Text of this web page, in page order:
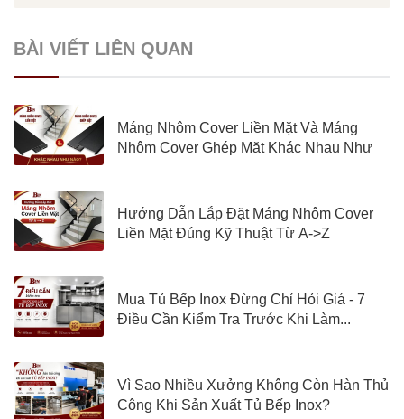
BÀI VIẾT LIÊN QUAN
Máng Nhôm Cover Liền Mặt Và Máng
Nhôm Cover Ghép Mặt Khác Nhau Như
Hướng Dẫn Lắp Đặt Máng Nhôm Cover
Liền Mặt Đúng Kỹ Thuật Từ A->Z
Mua Tủ Bếp Inox Đừng Chỉ Hỏi Giá - 7
Điều Cần Kiểm Tra Trước Khi Làm...
Vì Sao Nhiều Xưởng Không Còn Hàn Thủ
Công Khi Sản Xuất Tủ Bếp Inox?